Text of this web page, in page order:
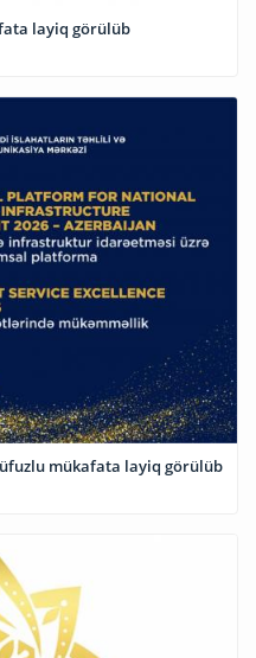
layiq görülüb
mükafata layiq görülüb